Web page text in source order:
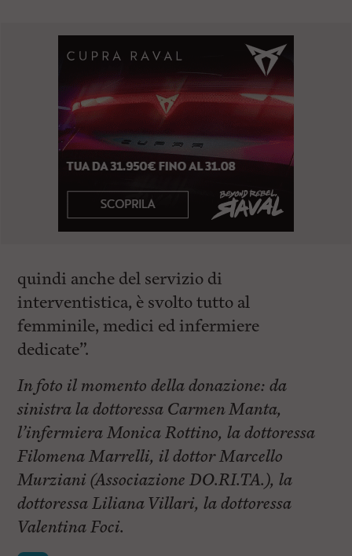
quindi anche del servizio di
interventistica, è svolto tutto al
femminile, medici ed infermiere
dedicate”.
In foto il momento della donazione: da
sinistra la dottoressa Carmen Manta,
l’infermiera Monica Rottino, la dottoressa
Filomena Marrelli, il dottor Marcello
Murziani (Associazione DO.RI.TA.), la
dottoressa Liliana Villari, la dottoressa
Valentina Foci.